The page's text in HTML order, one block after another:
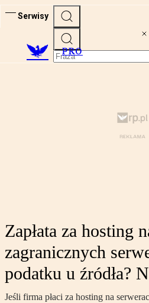
Serwisy
PRO
Zapłata za hosting
zagranicznych
podatku u źródła?
Jeśli firma płaci za hosting na